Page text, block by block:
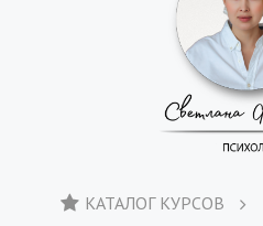
КАТАЛОГ КУРСОВ